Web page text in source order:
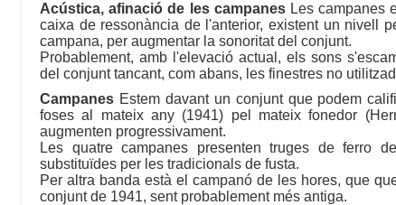
Acústica, afinació de les campanesLes campanes
caixa de ressonància de l'anterior, existent un nivell
campana, per augmentar la sonoritat del conjunt.
Probablement, amb l'elevació actual, els sons
del conjunt tancant, com abans, les finestres no
Campanes Estem davant un conjunt que podem
foses al mateix any (1941) pel mateix fonedor
augmenten progressivament.
Les quatre campanes presenten truges de ferro
substituïdes per les tradicionals de fusta.
Per altra banda està el campanó de les hores, que
conjunt de 1941, sent probablement més antiga.